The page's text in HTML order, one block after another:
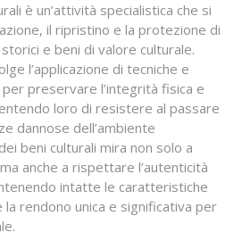
è un’attività specialistica che si
il ripristino e la protezione di
e beni di valore culturale.
l’applicazione di tecniche e
preservare l’integrità fisica e
loro di resistere al passare
dannose dell’ambiente
beni culturali mira non solo a
anche a rispettare l’autenticità
intatte le caratteristiche
rendono unica e significativa per